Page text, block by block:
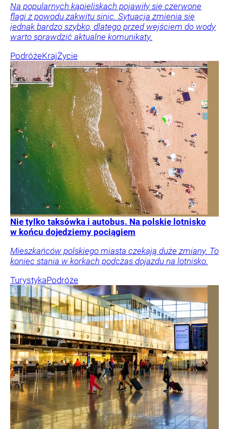
Na popularnych kąpieliskach pojawiły się czerwone
flagi z powodu zakwitu sinic. Sytuacja zmienia się
jednak bardzo szybko, dlatego przed wejściem do wody
warto sprawdzić aktualne komunikaty.
PodróżeKrajŻycie
Nie tylko taksówka i autobus. Na polskie lotnisko
w końcu dojedziemy pociągiem
Mieszkańców polskiego miasta czekają duże zmiany. To
koniec stania w korkach podczas dojazdu na lotnisko.
TurystykaPodróże